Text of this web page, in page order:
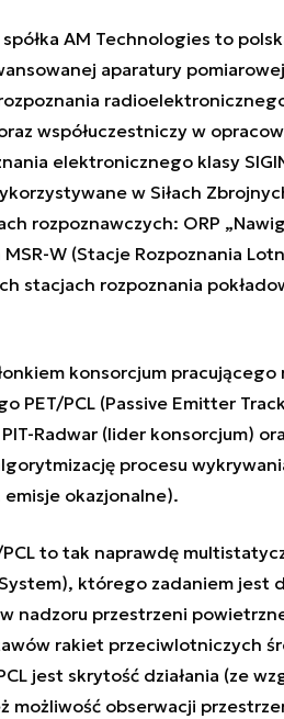
AM Technologies to
aparatury
współuczestniczy w
elektronicznego klasy
w Siłach
rozpoznawczych: ORP
W (Stacje Rozpoznania
stacjach rozpoznania
konsorcjum
PET/PCL (Passive Emitter
Radwar (lider konsorcjum)
procesu
okazjonalne).
PCL to tak naprawdę
którego zadaniem jest
nadzoru przestrzeni
rakiet przeciwlotniczych
jest skrytość działania (ze
możliwość obserwacji